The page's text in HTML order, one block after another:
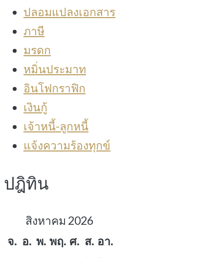
ปลอมแปลงเอกสาร
ภาษี
มรดก
หมิ่นประมาท
อินโฟกราฟิก
เงินกู้
เจ้าหนี้-ลูกหนี้
แจ้งความร้องทุกข์
ปฎิทิน
สิงหาคม 2026
จ. อ. พ. พฤ. ศ. ส. อา.